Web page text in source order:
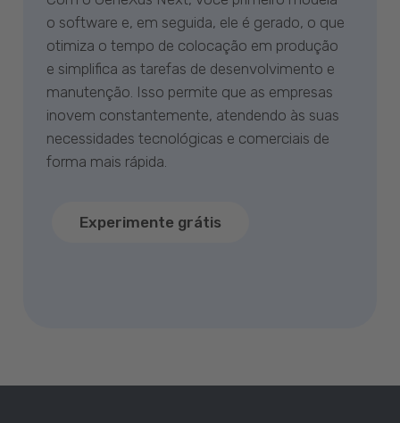
o software e, em seguida, ele é gerado, o que
otimiza o tempo de colocação em produção
e simplifica as tarefas de desenvolvimento e
manutenção. Isso permite que as empresas
inovem constantemente, atendendo às suas
necessidades tecnológicas e comerciais de
forma mais rápida.
Experimente grátis